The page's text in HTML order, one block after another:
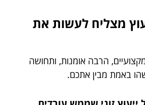
מצליח לעשות את
הרבה אומנות, ותחושה
באמת מבין אתכם.